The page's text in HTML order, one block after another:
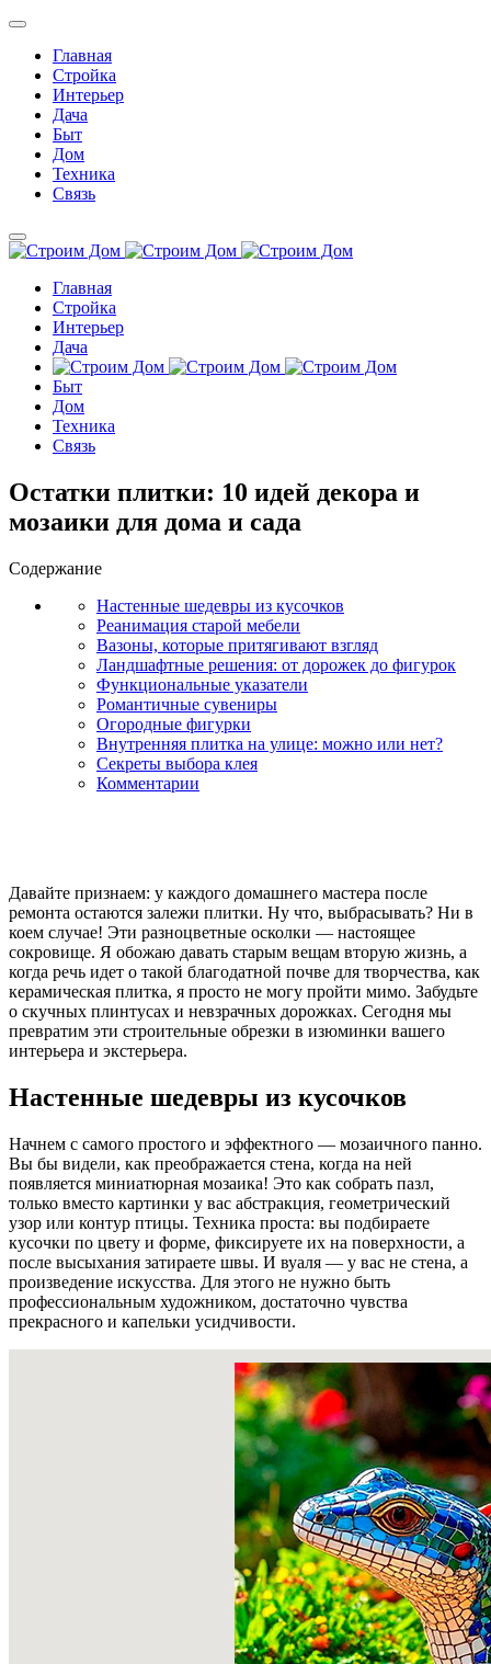
Главная
Стройка
Интерьер
Дача
Быт
Дом
Техника
Связь
Главная
Стройка
Интерьер
Дача
Быт
Дом
Техника
Связь
Остатки плитки: 10 идей декора и
мозаики для дома и сада
Содержание
Настенные шедевры из кусочков
Реанимация старой мебели
Вазоны, которые притягивают взгляд
Ландшафтные решения: от дорожек до фигурок
Функциональные указатели
Романтичные сувениры
Огородные фигурки
Внутренняя плитка на улице: можно или нет?
Секреты выбора клея
Комментарии
Давайте признаем: у каждого домашнего мастера после
ремонта остаются залежи плитки. Ну что, выбрасывать? Ни в
коем случае! Эти разноцветные осколки — настоящее
сокровище. Я обожаю давать старым вещам вторую жизнь, а
когда речь идет о такой благодатной почве для творчества, как
керамическая плитка, я просто не могу пройти мимо. Забудьте
о скучных плинтусах и невзрачных дорожках. Сегодня мы
превратим эти строительные обрезки в изюминки вашего
интерьера и экстерьера.
Настенные шедевры из кусочков
Начнем с самого простого и эффектного — мозаичного панно.
Вы бы видели, как преображается стена, когда на ней
появляется миниатюрная мозаика! Это как собрать пазл,
только вместо картинки у вас абстракция, геометрический
узор или контур птицы. Техника проста: вы подбираете
кусочки по цвету и форме, фиксируете их на поверхности, а
после высыхания затираете швы. И вуаля — у вас не стена, а
произведение искусства. Для этого не нужно быть
профессиональным художником, достаточно чувства
прекрасного и капельки усидчивости.